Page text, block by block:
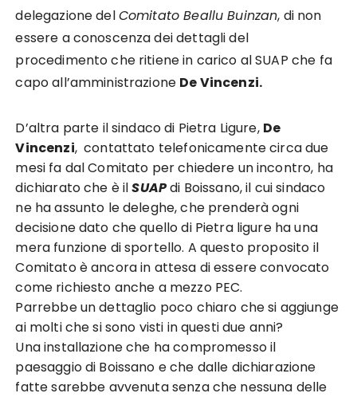
delegazione delComitato Beallu Buinzan, di non
essere a conoscenza dei dettagli del
procedimento che ritiene in carico al SUAP che fa
capo all’amministrazione De Vincenzi.
D’altra parte il sindaco di Pietra Ligure, De
Vincenzi, contattato telefonicamente circa due
mesi fa dal Comitato per chiedere un incontro, ha
dichiarato che è ilSUAPdi Boissano, il cui sindaco
ne ha assunto le deleghe, che prenderà ogni
decisione dato che quello di Pietra ligure ha una
mera funzione di sportello. A questo proposito il
Comitato è ancora in attesa di essere convocato
come richiesto anche a mezzo PEC.
Parrebbe un dettaglio poco chiaro che si aggiunge
ai molti che si sono visti in questi due anni?
Una installazione che ha compromesso il
paesaggio di Boissano e che dalle dichiarazione
fatte sarebbe avvenuta senza che nessuna delle